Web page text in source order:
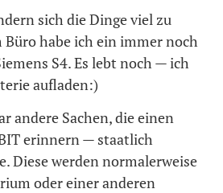
sich die Dinge viel zu
habe ich ein immer noch
S4. Es lebt noch — ich
aufladen:)
andere Sachen, die einen
erinnern — staatlich
Diese werden normalerweise
oder einer anderen